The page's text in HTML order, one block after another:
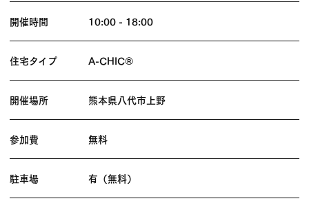
開催時間 10:00 - 18:00
住宅タイプ A-CHIC®
開催場所 熊本県八代市上野
参加費 無料
駐車場 有（無料）